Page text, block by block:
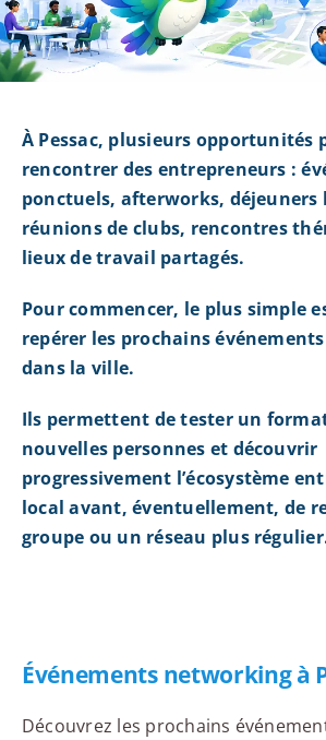
À Pessac, plusieurs opportunités
rencontrer des entrepreneurs :
ponctuels, afterworks, déjeuners
réunions de clubs, rencontres
lieux de travail partagés.
Pour commencer, le plus simple
repérer les prochains
dans la ville.
Ils permettent de tester un
nouvelles personnes et découvrir
progressivement l’écosystème
local avant, éventuellement, de
groupe ou un réseau plus
Événements networking à
Découvrez les prochains